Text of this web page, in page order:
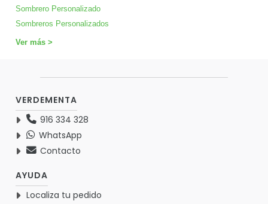
Sombrero Personalizado
Sombreros Personalizados
Ver más >
VERDEMENTA
916 334 328
WhatsApp
Contacto
AYUDA
Localiza tu pedido